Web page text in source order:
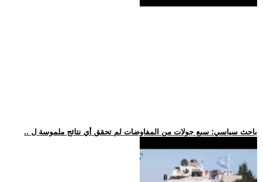
.. باحث سياسي: سبع جولات من المفاوضات لم تحقق أي نتائج ملموسة ل